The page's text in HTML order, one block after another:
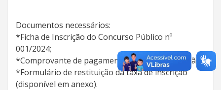
Documentos necessários:
*Ficha de Inscrição do Concurso Público nº
001/2024;
*Comprovante de pagamento da taxa de inscrição;
*Formulário de restituição da taxa de inscrição
(disponível em anexo).